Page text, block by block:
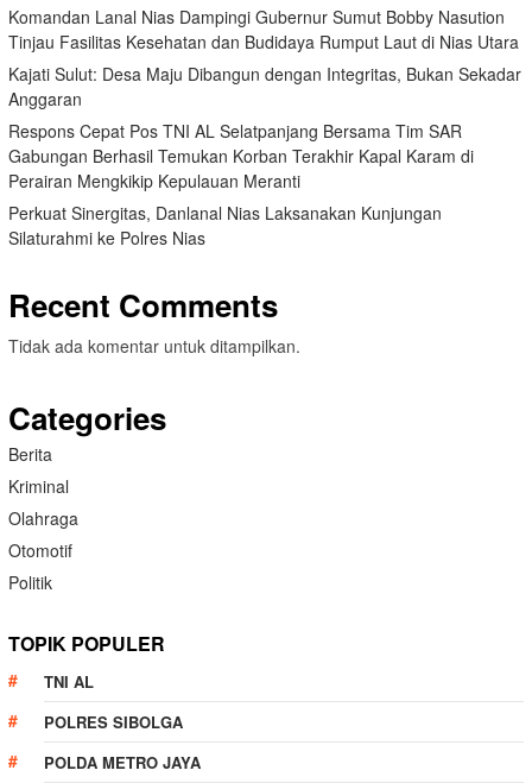
Komandan Lanal Nias Dampingi Gubernur Sumut Bobby Nasution
Tinjau Fasilitas Kesehatan dan Budidaya Rumput Laut di Nias Utara
Kajati Sulut: Desa Maju Dibangun dengan Integritas, Bukan Sekadar
Anggaran
Respons Cepat Pos TNI AL Selatpanjang Bersama Tim SAR
Gabungan Berhasil Temukan Korban Terakhir Kapal Karam di
Perairan Mengkikip Kepulauan Meranti
Perkuat Sinergitas, Danlanal Nias Laksanakan Kunjungan
Silaturahmi ke Polres Nias
Recent Comments
Tidak ada komentar untuk ditampilkan.
Categories
Berita
Kriminal
Olahraga
Otomotif
Politik
TOPIK POPULER
TNI AL
POLRES SIBOLGA
POLDA METRO JAYA